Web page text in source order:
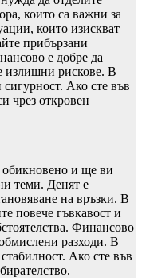
които са важни за
които изискват
прибързани
е добре да
излишни рискове. В
Ако сте във
чрез откровен
и ще ви
теми. Денят е
на връзки. В
повече гъвкавост и
Финансово
разходи. В
Ако сте във